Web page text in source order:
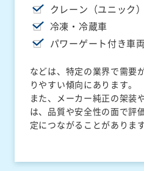
クレーン（ユニック
冷凍・冷蔵車
パワーゲート付き車両
などは、特定の業界で需要
りやすい傾向にあります。
また、メーカー純正の架装
は、品質や安全性の面で評
定につながることがあります